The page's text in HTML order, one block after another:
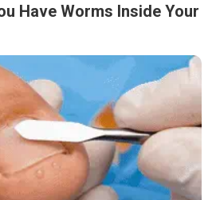
Have Worms Inside Your